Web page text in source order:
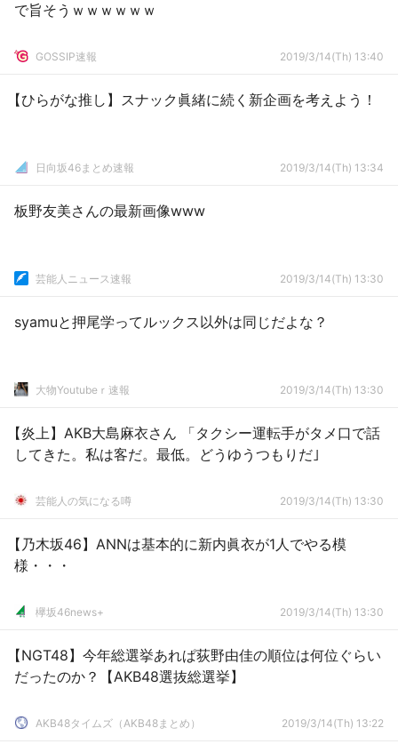
で旨そうｗｗｗｗｗｗ
GOSSIP速報 2019/3/14(Th) 13:40
【ひらがな推し】スナック眞緒に続く新企画を考えよう！
日向坂46まとめ速報 2019/3/14(Th) 13:34
板野友美さんの最新画像www
芸能人ニュース速報 2019/3/14(Th) 13:30
syamuと押尾学ってルックス以外は同じだよな？
大物Youtubeｒ速報 2019/3/14(Th) 13:30
【炎上】AKB大島麻衣さん 「タクシー運転手がタメ口で話
してきた。私は客だ。最低。どうゆうつもりだ｣
芸能人の気になる噂 2019/3/14(Th) 13:30
【乃木坂46】ANNは基本的に新内眞衣が1人でやる模
様・・・
欅坂46news+ 2019/3/14(Th) 13:30
【NGT48】今年総選挙あれぱ荻野由佳の順位は何位ぐらい
だったのか？【AKB48選抜総選挙】
AKB48タイムズ（AKB48まとめ） 2019/3/14(Th) 13:22